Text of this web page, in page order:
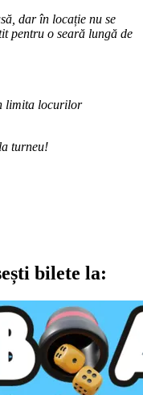
dar în locație nu se
pentru o seară lungă de
limita locurilor
turneu!
bilete la: